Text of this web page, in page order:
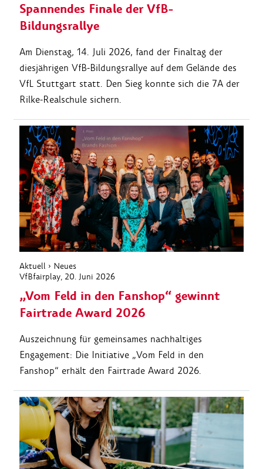
Spannendes Finale der VfB-
Bildungsrallye
Am Dienstag, 14. Juli 2026, fand der Finaltag der
diesjährigen VfB-Bildungsrallye auf dem Gelände des
VfL Stuttgart statt. Den Sieg konnte sich die 7A der
Rilke-Realschule sichern.
Aktuell › Neues
VfBfairplay, 20. Juni 2026
„Vom Feld in den Fanshop“ gewinnt
Fairtrade Award 2026
Auszeichnung für gemeinsames nachhaltiges
Engagement: Die Initiative „Vom Feld in den
Fanshop“ erhält den Fairtrade Award 2026.